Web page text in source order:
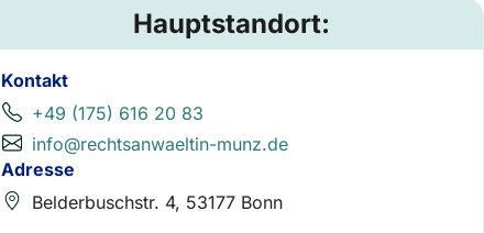
Hauptstandort:
Kontakt
+49 (175) 616 20 83
info@rechtsanwaeltin-munz.de
Adresse
Belderbuschstr. 4, 53177 Bonn